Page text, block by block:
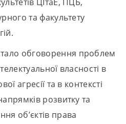
та факультету
обговорення проблем
власності в
агресії та в контексті
розвитку та
об’єктів права